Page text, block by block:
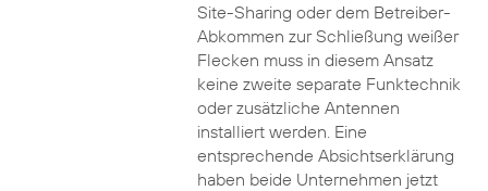
Site-Sharing oder dem Betreiber-
Abkommen zur Schließung weißer
Flecken muss in diesem Ansatz
keine zweite separate Funktechnik
oder zusätzliche Antennen
installiert werden. Eine
entsprechende Absichtserklärung
haben beide Unternehmen jetzt